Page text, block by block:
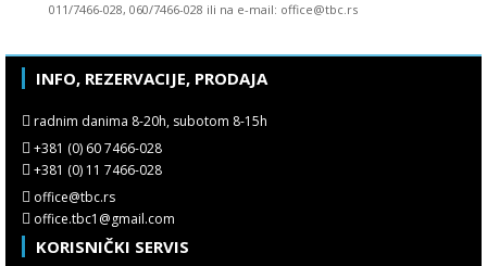
011/7466-028, 060/7466-028 ili na e-mail: office@tbc.rs
INFO, REZERVACIJE, PRODAJA
radnim danima 8-20h, subotom 8-15h
+381 (0) 60 7466-028
+381 (0) 11 7466-028
office@tbc.rs
office.tbc1@gmail.com
KORISNIČKI SERVIS